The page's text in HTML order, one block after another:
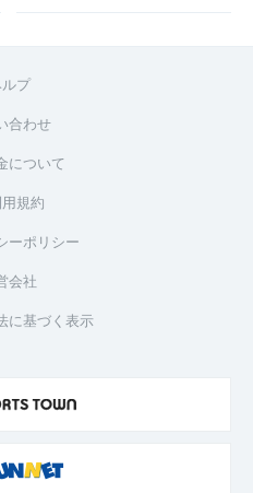
プ
合わせ
について
用規約
ーポリシー
会社
に基づく表示